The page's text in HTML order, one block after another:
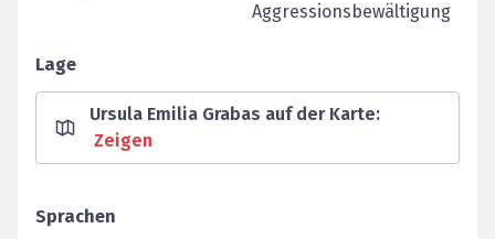
Aggressionsbewältigung
Lage
Ursula Emilia Grabas auf der Karte:
Zeigen
Sprachen